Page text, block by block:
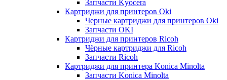
Запчасти Kyocera
Картриджи для принтеров Oki
Черные картриджи для принтеров Oki
Запчасти OKI
Картриджи для принтеров Ricoh
Чёрные картриджи для Ricoh
Запчасти Ricoh
Картриджи для принтера Konica Minolta
Запчасти Koniсa Minolta